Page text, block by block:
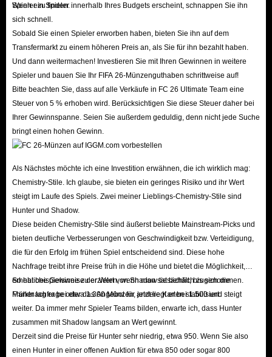
Spieler zu finden.
Wenn ein Spieler innerhalb Ihres Budgets erscheint, schnappen Sie ihn
sich schnell.
Sobald Sie einen Spieler erworben haben, bieten Sie ihn auf dem
Transfermarkt zu einem höheren Preis an, als Sie für ihn bezahlt haben.
Und dann weitermachen! Investieren Sie mit Ihren Gewinnen in weitere
Spieler und bauen Sie Ihr FIFA 26-Münzenguthaben schrittweise auf!
Bitte beachten Sie, dass auf alle Verkäufe in FC 26 Ultimate Team eine
Steuer von 5 % erhoben wird. Berücksichtigen Sie diese Steuer daher bei
Ihrer Gewinnspanne. Seien Sie außerdem geduldig, denn nicht jede Suche
bringt einen hohen Gewinn.
Als Nächstes möchte ich eine Investition erwähnen, die ich wirklich mag:
Chemistry-Stile. Ich glaube, sie bieten ein geringes Risiko und ihr Wert
steigt im Laufe des Spiels. Zwei meiner Lieblings-Chemistry-Stile sind
Hunter und Shadow.
Diese beiden Chemistry-Stile sind äußerst beliebte Mainstream-Picks und
bieten deutliche Verbesserungen von Geschwindigkeit bzw. Verteidigung,
die für den Erfolg im frühen Spiel entscheidend sind. Diese hohe
Nachfrage treibt ihre Preise früh in die Höhe und bietet die Möglichkeit,
erhebliche Gewinne zu erzielen, wenn man sie behält, bis sich die
Marktnachfrage oder das Angebot für andere Karten stabilisiert.
So hat beispielsweise der Wert von Shadow tatsächlich zugenommen.
Früher lag er bei etwa 1.300 Münzen, jetzt liegt er bei 1.500 und steigt
weiter. Da immer mehr Spieler Teams bilden, erwarte ich, dass Hunter
zusammen mit Shadow langsam an Wert gewinnt.
Derzeit sind die Preise für Hunter sehr niedrig, etwa 950. Wenn Sie also
einen Hunter in einer offenen Auktion für etwa 850 oder sogar 800